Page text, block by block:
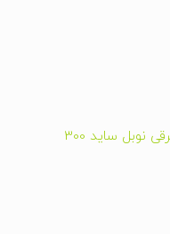
مشاهده کلیپ معرفی موتور کرکره برقی نوبل ساید 300